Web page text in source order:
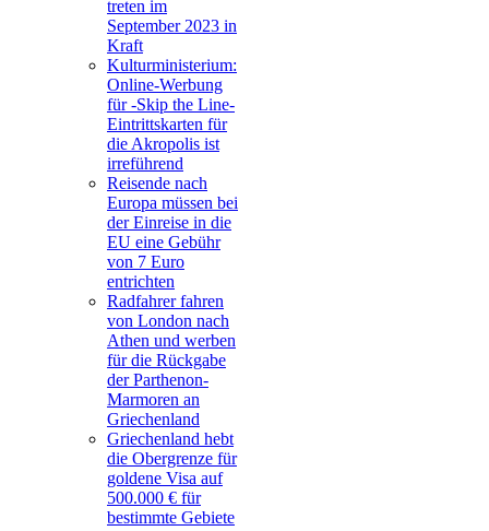
treten im
September 2023 in
Kraft
Kulturministerium:
Online-Werbung
für -Skip the Line-
Eintrittskarten für
die Akropolis ist
irreführend
Reisende nach
Europa müssen bei
der Einreise in die
EU eine Gebühr
von 7 Euro
entrichten
Radfahrer fahren
von London nach
Athen und werben
für die Rückgabe
der Parthenon-
Marmoren an
Griechenland
Griechenland hebt
die Obergrenze für
goldene Visa auf
500.000 € für
bestimmte Gebiete